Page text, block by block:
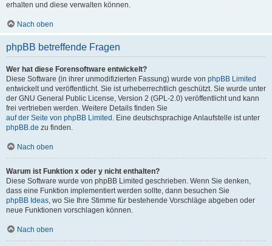
erhalten und diese verwalten können.
Nach oben
phpBB betreffende Fragen
Wer hat diese Forensoftware entwickelt?
Diese Software (in ihrer unmodifizierten Fassung) wurde von phpBB Limited
entwickelt und veröffentlicht. Sie ist urheberrechtlich geschützt. Sie wurde unter
der GNU General Public License, Version 2 (GPL-2.0) veröffentlicht und kann
frei vertrieben werden. Weitere Details finden Sie
auf der Seite von phpBB Limited . Eine deutschsprachige Anlaufstelle ist unter
phpBB.de zu finden.
Nach oben
Warum ist Funktion x oder y nicht enthalten?
Diese Software wurde von phpBB Limited geschrieben. Wenn Sie denken,
dass eine Funktion implementiert werden sollte, dann besuchen Sie
phpBB Ideas, wo Sie Ihre Stimme für bestehende Vorschläge abgeben oder
neue Funktionen vorschlagen können.
Nach oben